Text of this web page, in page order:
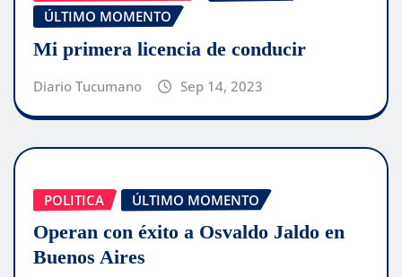
ÚLTIMO MOMENTO
Mi primera licencia de conducir
Diario Tucumano Sep 14, 2023
POLITICA ÚLTIMO MOMENTO
Operan con éxito a Osvaldo Jaldo en
Buenos Aires